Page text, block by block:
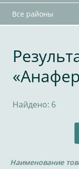
Все районы
Найдено: 6
Наименование